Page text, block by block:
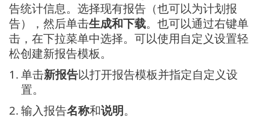
告统计信息。选择现有报告（也可以为计划报
告），然后单击生成和下载。也可以通过右键单
击，在下拉菜单中选择。可以使用自定义设置轻
松创建新报告模板。
1. 单击新报告以打开报告模板并指定自定义设
置。
2. 输入报告名称和说明。